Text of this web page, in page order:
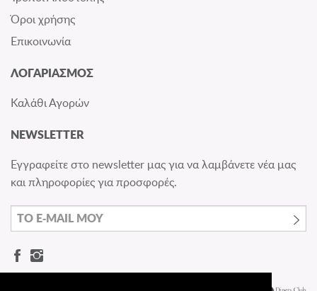
Όροι χρήσης
Επικοινωνία
ΛΟΓΑΡΙΑΣΜΟΣ
Καλάθι Αγορών
NEWSLETTER
Εγγραφείτε στο newsletter μας για να λαμβάνετε νέα μας
και πληροφορίες για προσφορές.